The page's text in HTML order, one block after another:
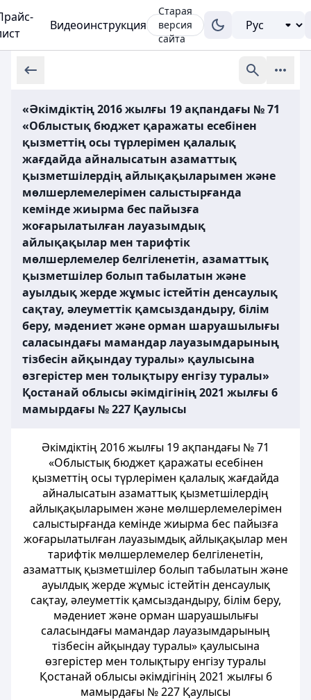
Видеоинструкция
Старая
версия
сайта
«Әкімдіктің 2016 жылғы 19 ақпандағы № 71
«Облыстық бюджет қаражаты есебінен
қызметтің осы түрлерiмен қалалық
жағдайда айналысатын азаматтық
қызметшiлердiң айлықақыларымен және
мөлшерлемелерімен салыстырғанда
кемiнде жиырма бес пайызға
жоғарылатылған лауазымдық
айлықақылар мен тарифтiк
мөлшерлемелер белгіленетін, азаматтық
қызметшілер болып табылатын және
ауылдық жерде жұмыс істейтін денсаулық
сақтау, әлеуметтік қамсыздандыру, білім
беру, мәдениет және орман шаруашылығы
саласындағы мамандар лауазымдарының
тізбесін айқындау туралы» қаулысына
өзгерістер мен толықтыру енгізу туралы»
Қостанай облысы әкімдігінің 2021 жылғы 6
мамырдағы № 227 Қаулысы
Әкімдіктің 2016 жылғы 19 ақпандағы № 71
«Облыстық бюджет қаражаты есебінен
қызметтің осы түрлерiмен қалалық жағдайда
айналысатын азаматтық қызметшiлердiң
айлықақыларымен және мөлшерлемелерімен
салыстырғанда кемiнде жиырма бес пайызға
жоғарылатылған лауазымдық айлықақылар мен
тарифтiк мөлшерлемелер белгіленетін,
азаматтық қызметшілер болып табылатын және
ауылдық жерде жұмыс істейтін денсаулық
сақтау, әлеуметтік қамсыздандыру, білім беру,
мәдениет және орман шаруашылығы
саласындағы мамандар лауазымдарының
тізбесін айқындау туралы» қаулысына
өзгерістер мен толықтыру енгізу туралы
Қостанай облысы әкімдігінің 2021 жылғы 6
мамырдағы № 227 Қаулысы